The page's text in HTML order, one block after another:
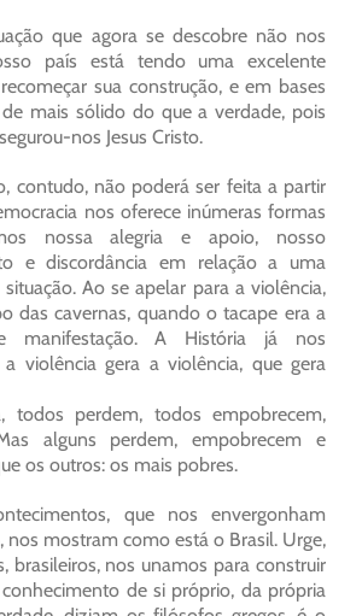
que agora se descobre não nos
país está tendo uma excelente
sua construção, e em bases
mais sólido do que a verdade, pois
nos Jesus Cristo.
contudo, não poderá ser feita a partir
nos oferece inúmeras formas
nossa alegria e apoio, nosso
e discordância em relação a uma
Ao se apelar para a violência,
das cavernas, quando o tacape era a
manifestação. A História já nos
violência gera a violência, que gera
todos perdem, todos empobrecem,
alguns perdem, empobrecem e
os outros: os mais pobres.
que nos envergonham
nos mostram como está o Brasil. Urge,
brasileiros, nos unamos para construir
de si próprio, da própria